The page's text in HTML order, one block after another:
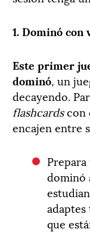
1. Dominó con
Este primer
dominó, un
decayendo.
flashcardscon
encajen entre
dominó
que